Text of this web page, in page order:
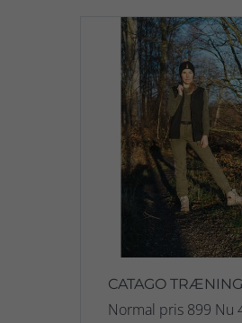
CATAGO
Normal pris 899 Nu